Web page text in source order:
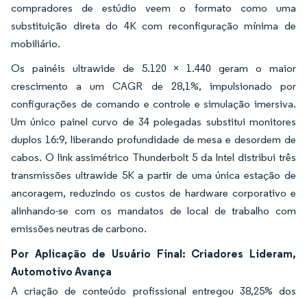
compradores de estúdio veem o formato como uma
substituição direta do 4K com reconfiguração mínima de
mobiliário.
Os painéis ultrawide de 5.120 × 1.440 geram o maior
crescimento a um CAGR de 28,1%, impulsionado por
configurações de comando e controle e simulação imersiva.
Um único painel curvo de 34 polegadas substitui monitores
duplos 16:9, liberando profundidade de mesa e desordem de
cabos. O link assimétrico Thunderbolt 5 da Intel distribui três
transmissões ultrawide 5K a partir de uma única estação de
ancoragem, reduzindo os custos de hardware corporativo e
alinhando-se com os mandatos de local de trabalho com
emissões neutras de carbono.
Por Aplicação de Usuário Final: Criadores Lideram,
Automotivo Avança
A criação de conteúdo profissional entregou 38,25% dos